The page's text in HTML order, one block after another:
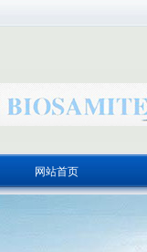
网站首页